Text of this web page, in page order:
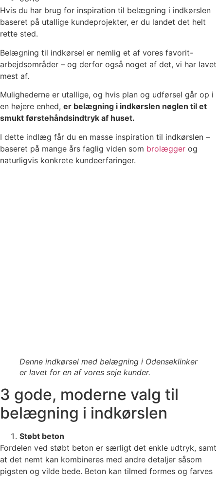
Hvis du har brug for inspiration til belægning i indkørslen
baseret på utallige kundeprojekter, er du landet det helt
rette sted.
Belægning til indkørsel er nemlig et af vores favorit-
arbejdsområder – og derfor også noget af det, vi har lavet
mest af.
Mulighederne er utallige, og hvis plan og udførsel går op i
en højere enhed, er belægning i indkørslen nøglen til et
smukt førstehåndsindtryk af huset.
I dette indlæg får du en masse inspiration til indkørslen –
baseret på mange års faglig viden som brolægger og
naturligvis konkrete kundeerfaringer.
Denne indkørsel med belægning i Odenseklinker
er lavet for en af vores seje kunder.
3 gode, moderne valg til
belægning i indkørslen
Støbt beton
Fordelen ved støbt beton er særligt det enkle udtryk, samt
at det nemt kan kombineres med andre detaljer såsom
pigsten og vilde bede. Beton kan tilmed formes og farves